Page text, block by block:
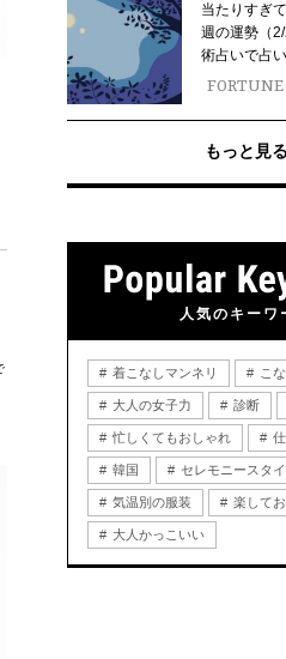
当たりすぎ
週の運勢（
術占いで占
FORTUNE
もっと見る
人気のキーワ
着こなしマンネリ こ
大人の女子力 診断
忙しくてもおしゃれ
韓国 セレモニースタ
気温別の服装 楽して
大人かっこいい